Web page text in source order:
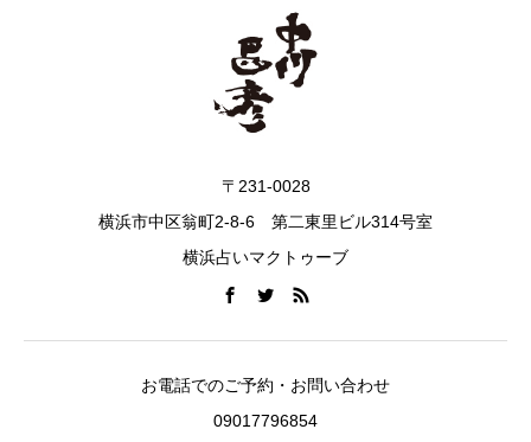
〒231-0028
横浜市中区翁町2-8-6 第二東里ビル314号室
横浜占いマクトゥーブ
お電話でのご予約・お問い合わせ
09017796854